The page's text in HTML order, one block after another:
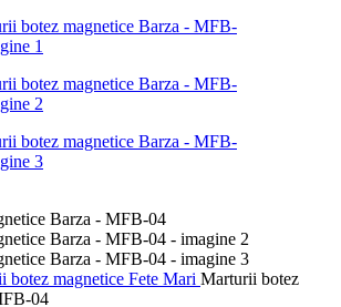
botez magnetice Fete Mari Marturii botez
04